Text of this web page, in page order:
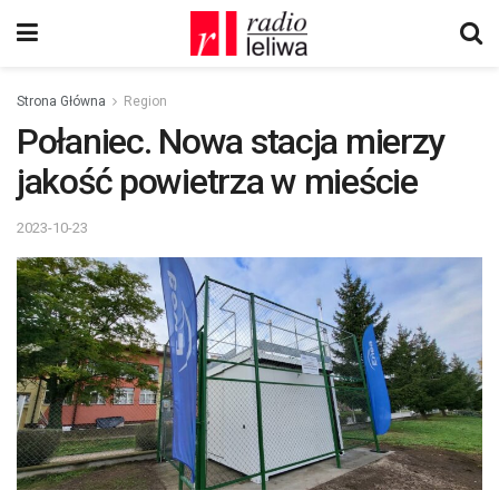
Strona Główna Region
Połaniec. Nowa stacja mierzy
jakość powietrza w mieście
2023-10-23